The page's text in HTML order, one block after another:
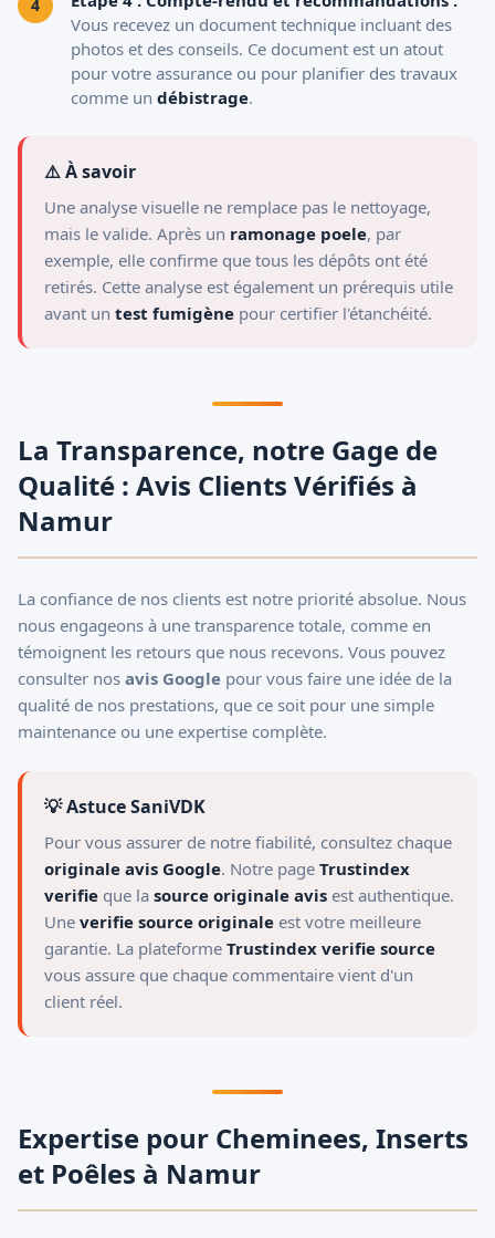
Vous recevez un document technique incluant des
photos et des conseils. Ce document est un atout
pour votre assurance ou pour planifier des travaux
comme un débistrage.
⚠️ À savoir
Une analyse visuelle ne remplace pas le nettoyage,
mais le valide. Après un ramonage poele, par
exemple, elle confirme que tous les dépôts ont été
retirés. Cette analyse est également un prérequis utile
avant un test fumigène pour certifier l'étanchéité.
La Transparence, notre Gage de
Qualité : Avis Clients Vérifiés à
Namur
La confiance de nos clients est notre priorité absolue. Nous
nous engageons à une transparence totale, comme en
témoignent les retours que nous recevons. Vous pouvez
consulter nos avis Google pour vous faire une idée de la
qualité de nos prestations, que ce soit pour une simple
maintenance ou une expertise complète.
💡 Astuce SaniVDK
Pour vous assurer de notre fiabilité, consultez chaque
originale avis Google. Notre page Trustindex
verifie que la source originale avis est authentique.
Une verifie source originale est votre meilleure
garantie. La plateforme Trustindex verifie source
vous assure que chaque commentaire vient d'un
client réel.
Expertise pour Cheminees, Inserts
et Poêles à Namur